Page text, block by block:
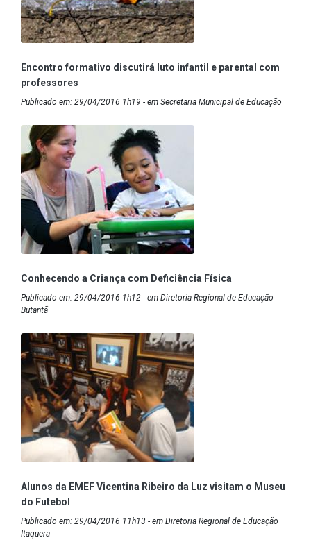
Encontro formativo discutirá luto infantil e parental com
professores
Publicado em: 29/04/2016 1h19 - em Secretaria Municipal de Educação
Conhecendo a Criança com Deficiência Física
Publicado em: 29/04/2016 1h12 - em Diretoria Regional de Educação
Butantã
Alunos da EMEF Vicentina Ribeiro da Luz visitam o Museu
do Futebol
Publicado em: 29/04/2016 11h13 - em Diretoria Regional de Educação
Itaquera